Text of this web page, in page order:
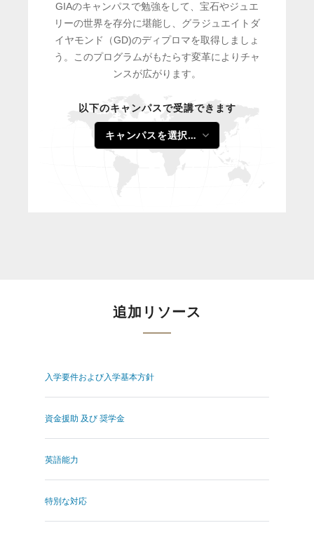
GIAのキャンパスで勉強をして、宝石やジュエ
リーの世界を存分に堪能し、グラジュエイトダ
イヤモンド（GD)のディプロマを取得しましょ
う。このプログラムがもたらす変革によりチャ
ンスが広がります。
以下のキャンパスで受講できます
キャンパスを選択す
る
追加リソース
入学要件および入学基本方針
資金援助 及び 奨学金
英語能力
特別な対応